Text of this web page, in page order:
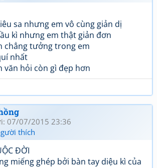
sa nhưng em vô cùng giản dị
kì nhưng em thật giản đơn
chẳng tưởng trong em
nhất
văn hỏi còn gì đẹp hơn
07/07/2015 23:36
thích
ĐỜI
miếng ghép bởi bàn tay diệu kì của